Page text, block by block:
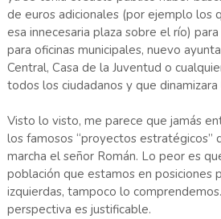
de euros adicionales (por ejemplo los
esa innecesaria plaza sobre el río)
para oficinas municipales, nuevo
Central, Casa de la Juventud o
todos los ciudadanos y que dinamizara
Visto lo visto, me parece que jamás
los famosos “proyectos estratégicos”
marcha el señor Román. Lo peor es
población que estamos en posiciones
izquierdas, tampoco lo
perspectiva es justificable.